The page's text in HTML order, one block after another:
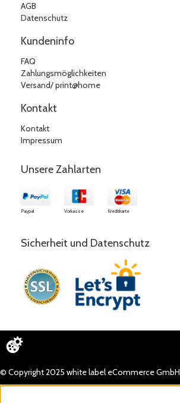
AGB
Datenschutz
Kundeninfo
FAQ
Zahlungsmöglichkeiten
Versand/ print@home
Kontakt
Kontakt
Impressum
Unsere Zahlarten
Paypal Vorkasse Kreditkarte
Sicherheit und Datenschutz
© Copyright 2025 white label eCommerce GmbH